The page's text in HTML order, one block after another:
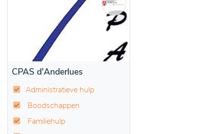
CPAS d'Anderlues
Administratieve hulp
Boodschappen
Familiehulp